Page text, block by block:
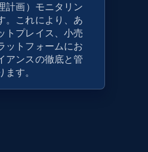
計画）モニタリン
。これにより、あ
トプレイス、小売
ットフォームにお
アンスの徹底と管
す。